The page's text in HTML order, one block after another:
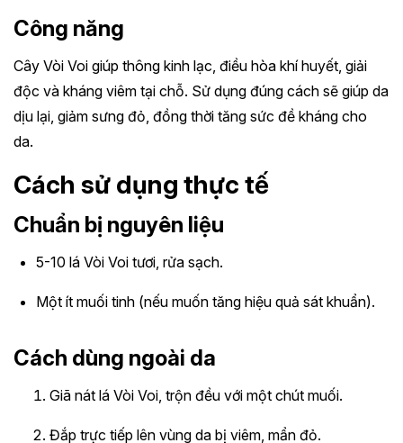
Công năng
Cây Vòi Voi giúp thông kinh lạc, điều hòa khí huyết, giải
độc và kháng viêm tại chỗ. Sử dụng đúng cách sẽ giúp da
dịu lại, giảm sưng đỏ, đồng thời tăng sức đề kháng cho
da.
Cách sử dụng thực tế
Chuẩn bị nguyên liệu
5-10 lá Vòi Voi tươi, rửa sạch.
Một ít muối tinh (nếu muốn tăng hiệu quả sát khuẩn).
Cách dùng ngoài da
Giã nát lá Vòi Voi, trộn đều với một chút muối.
Đắp trực tiếp lên vùng da bị viêm, mẩn đỏ.